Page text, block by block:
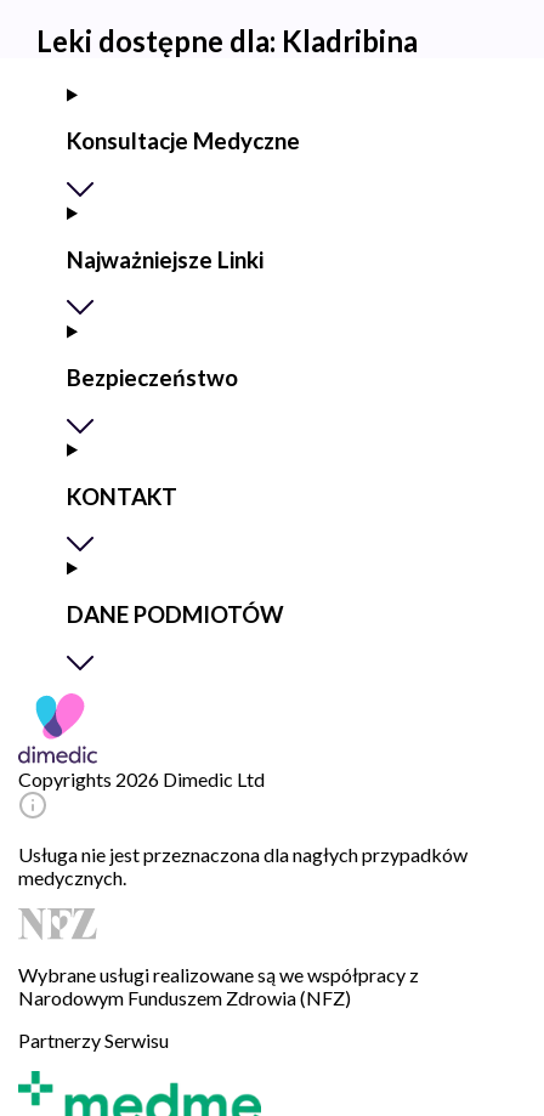
Leki dostępne dla: Kladribina
Konsultacje Medyczne
Najważniejsze Linki
Bezpieczeństwo
KONTAKT
DANE PODMIOTÓW
Copyrights 2026 Dimedic Ltd
Usługa nie jest przeznaczona dla nagłych przypadków
medycznych.
Wybrane usługi realizowane są we współpracy z
Narodowym Funduszem Zdrowia (NFZ)
Partnerzy Serwisu